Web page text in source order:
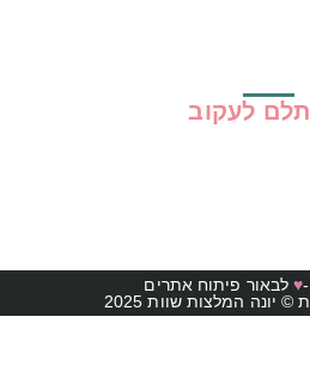
לעקוב
♥לבאור פיתוח אתרים
יונה המלצות שוות 2025